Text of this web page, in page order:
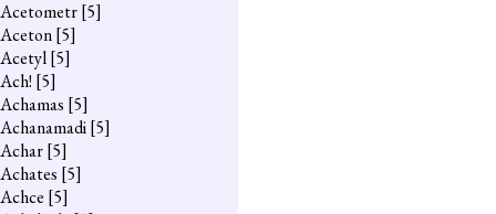
Acetometr[5]
Aceton[5]
Acetyl[5]
Ach! [5]
Achamas [5]
Achanamadi[5]
Achar[5]
Achates [5]
Achce [5]